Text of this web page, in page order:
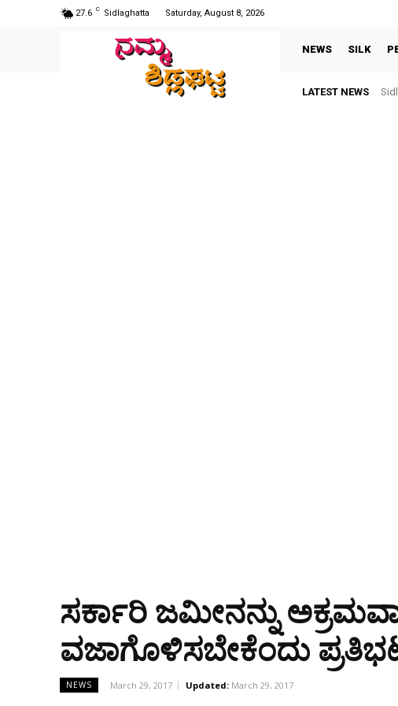
27.6 C Sidlaghatta Saturday, August 8, 2026
NEWS SILK
LATEST NEWS
ಸರ್ಕಾರಿ ಜಮೀನನ್ನು
ವಜಾಗೊಳಿಸಬೇಕೆಂದು
NEWS March 29, 2017 Updated: March 29, 2017